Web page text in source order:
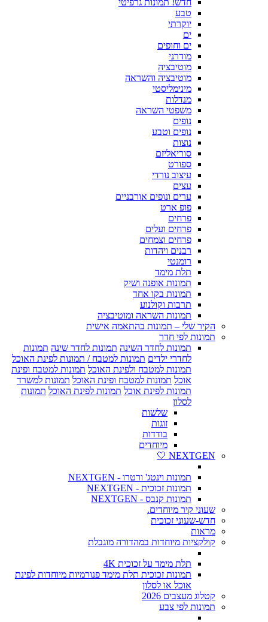
טבע
יוקרתי
ים
ים וחופים
מודרני
מוטיבציה
מוטיבציה והשראה
מינימליסטי
מנדלות
משפטי השראה
נופים
נופים וטבע
נוצות
סוריאליזם
ספורט
עיצוב נורדי
עצים
ערים ונופים אורבניים
פופ ארט
פרחים
פרחים ועלים
פרחים וצמחים
רבנים ויהדות
רומנטי
תלת מימד
תמונות אופנה ושיק
תמונות בקו אחד
תרבות וקולנוע
תמונות השראה ומוטיבציה
הקיר שלי – תמונות בהתאמה אישית
תמונות לפי חדר
תמונות לחדר השינה תמונות לחדר שינה תמונות
לחדרי ילדים תמונות למטבח / תמונות לפינת האוכל
תמונות למטבח ולפינת האוכל תמונות למטבח ופינת
אוכל תמונות למטבח ופינת האוכל תמונות למשרד
תמונות לפינת אוכל תמונות לפינת האוכל תמונות
לסלון
שלשות
זוגות
בודדות
מיוחדים
NEXTGEN 🤍
תמונות וינטג' ורטרו - NEXTGEN
תמונות זכוכית - NEXTGEN
תמונות קנבס - NEXTGEN
שעוני קיר מיוחדים.
חדש-שעוני זכוכית
מראות
קולקציות מיוחדות במהדורה מוגבלת
תלת מימד על זכוכית 4K
תמונות זכוכית תלת מימד פנורמיות מיוחדות לפינת
אוכל או לסלון
קטלוג מעצבים 2026
תמונות לפי צבע